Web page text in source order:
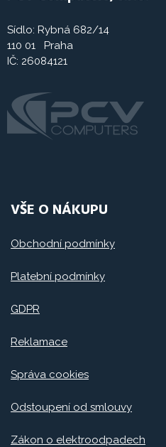
Sídlo: Rybná 682/14
110 01 Praha
IČ: 26084121
VŠE O NÁKUPU
Obchodní podmínky
Platební podmínky
GDPR
Reklamace
Správa cookies
Odstoupení od smlouvy
Zákon o elektroodpadech